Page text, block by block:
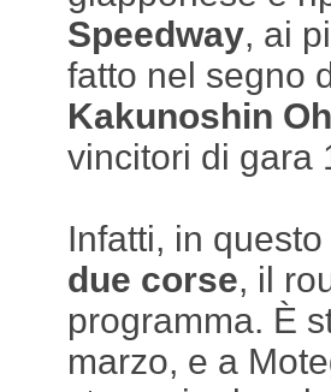
Speedway, ai
fatto nel segno
Kakunoshin
vincitori di gara
Infatti, in
due corse, il
programma. È
marzo, e a